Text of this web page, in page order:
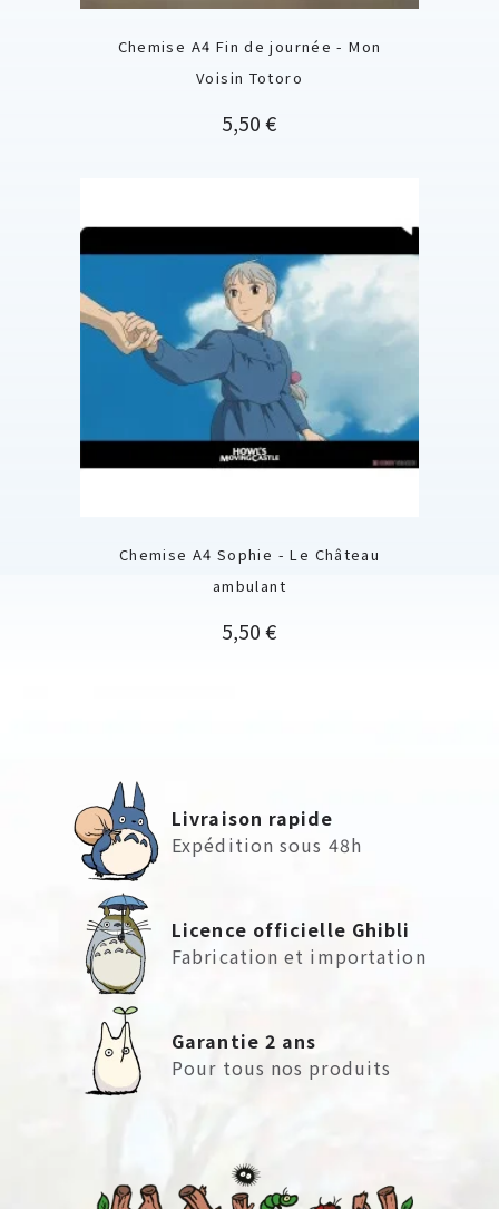
Chemise A4 Fin de journée - Mon
Voisin Totoro
Prix
5,50 €
Chemise A4 Sophie - Le Château
ambulant
Prix
5,50 €
Livraison rapide
Expédition sous 48h
Licence officielle Ghibli
Fabrication et importation
Garantie 2 ans
Pour tous nos produits